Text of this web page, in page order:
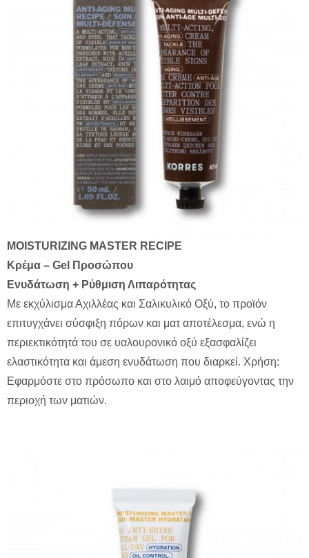
ΜOISTURIZING MASTER RECIPE
Kρέμα – Gel Προσώπου
Ενυδάτωση + Ρύθμιση Λιπαρότητας
Με εκχύλισμα Αχιλλέας και Σαλικυλικό Οξύ, το προϊόν
επιτυγχάνει σύσφιξη πόρων και ματ αποτέλεσμα, ενώ η
περιεκτικότητά του σε υαλουρονικό οξύ εξασφαλίζει
ελαστικότητα και άμεση ενυδάτωση που διαρκεί. Χρήση:
Εφαρμόστε στο πρόσωπο και στο λαιμό αποφεύγοντας την
περιοχή των ματιών.